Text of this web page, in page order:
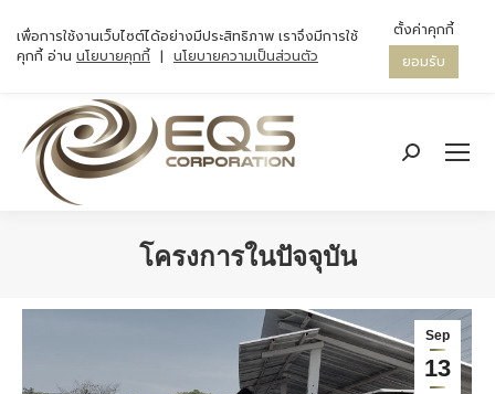
Search:
โครงการในปัจจุบัน
Sep
13
เพื่อการใช้งานเว็บไซต์ได้อย่างมีประสิทธิภาพ เราจึงมีการใช้
คุกกี้ อ่าน นโยบายคุกกี้ | นโยบายความเป็นส่วนตัว
ตั้งค่าคุกกี้
ยอมรับ